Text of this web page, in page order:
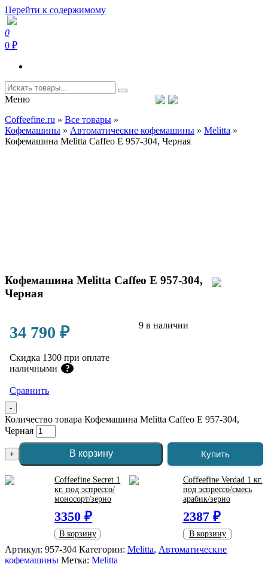
Перейти к содержимому
Coffeefine.ru
Интернет-магазин кофемашин и кофейной техники для дома
0
0 ₽
Меню
Coffeefine.ru » Все товары »
Кофемашины » Автоматические кофемашины » Melitta »
Кофемашина Melitta Caffeo E 957-304, Черная
Кофемашина Melitta Caffeo E 957-304,
Черная
34 790 ₽
Скидка 1300 при оплате
наличными
?
Сравнить
9 в наличии
-
Количество товара Кофемашина Melitta Caffeo E 957-304,
Черная
+ В корзину Купить
Coffeefine Secret 1
кг. под эспрессо/
моносорт/зерно
3350 ₽
В корзину
Coffeefine Verdad 1 кг.
под эспрессо/смесь
арабик/зерно
2387 ₽
В корзину
Артикул: 957-304 Категории: Melitta, Автоматические
кофемашины Метка: Melitta